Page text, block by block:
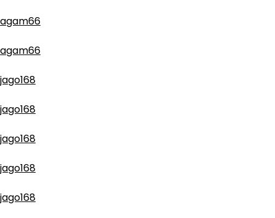
agam66
agam66
jago168
jago168
jago168
jago168
jago168